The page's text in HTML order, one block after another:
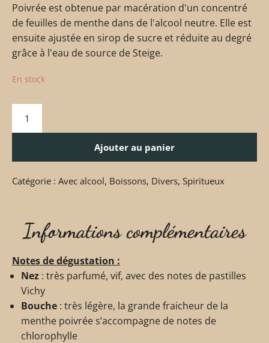
Poivrée est obtenue par macération d'un concentré
de feuilles de menthe dans de l'alcool neutre. Elle est
ensuite ajustée en sirop de sucre et réduite au degré
grâce à l'eau de source de Steige.
En stock
Ajouter au panier
Catégorie : Avec alcool, Boissons, Divers, Spiritueux
Informations complémentaires
Notes de dégustation :
Nez : très parfumé, vif, avec des notes de pastilles
Vichy
Bouche : très légère, la grande fraicheur de la
menthe poivrée s’accompagne de notes de
chlorophylle